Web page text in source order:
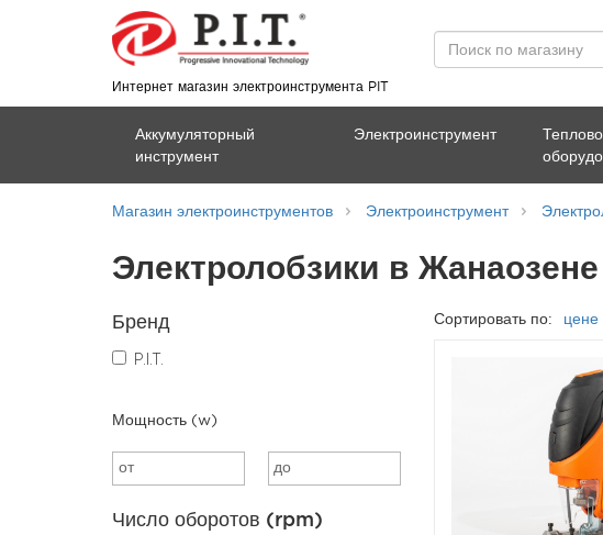
Интернет магазин электроинструмента PIT
Аккумуляторный
инструмент
Электроинструмент
Магазин электроинструментов Электроинструмент
Электролобзики в Жанаозене
Бренд
P.I.T.
Мощность (w)
Число оборотов (rpm)
Сортировать по: цене